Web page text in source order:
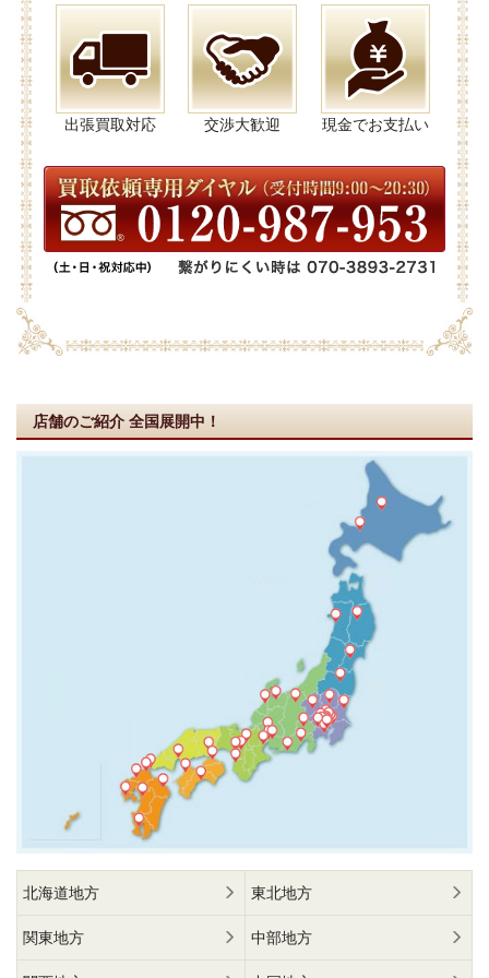
出張買取対応 交渉大歓迎 現金でお支払い
店舗のご紹介 全国展開中！
北海道地方 東北地方
関東地方 中部地方